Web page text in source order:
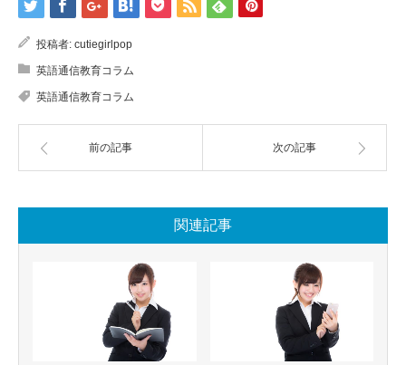
投稿者: cutiegirlpop
英語通信教育コラム
英語通信教育コラム
前の記事 次の記事
関連記事